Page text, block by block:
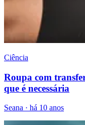
Ciência
Roupa com
que é necessária
Seana · há 10 anos